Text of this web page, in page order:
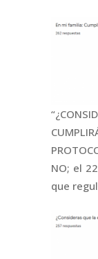
NO; el
que